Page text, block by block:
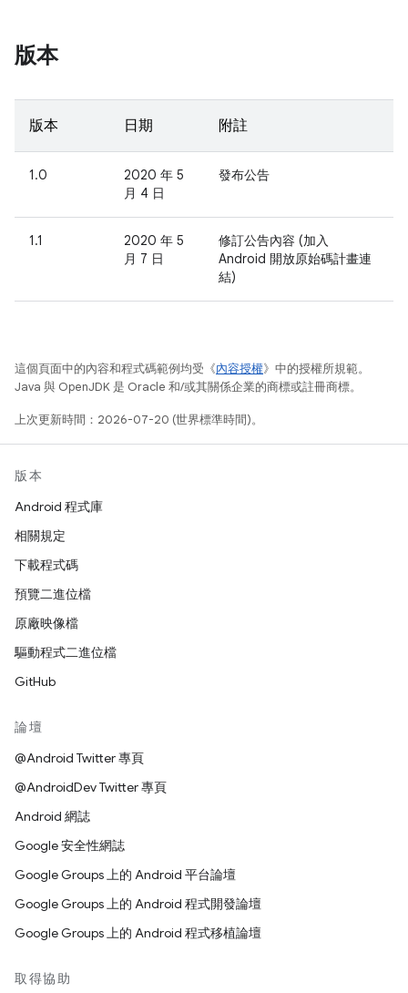
版本
版本 日期 附註
1.0
2020 年 5
月 4 日
發布公告
1.1
2020 年 5
月 7 日
修訂公告內容 (加入
Android 開放原始碼計畫連
結)
這個頁面中的內容和程式碼範例均受《內容授權》中的授權所規範。
Java 與 OpenJDK 是 Oracle 和/或其關係企業的商標或註冊商標。
上次更新時間：2026-07-20 (世界標準時間)。
版本
Android 程式庫
相關規定
下載程式碼
預覽二進位檔
原廠映像檔
驅動程式二進位檔
GitHub
論壇
@Android Twitter 專頁
@AndroidDev Twitter 專頁
Android 網誌
Google 安全性網誌
Google Groups 上的 Android 平台論壇
Google Groups 上的 Android 程式開發論壇
Google Groups 上的 Android 程式移植論壇
取得協助